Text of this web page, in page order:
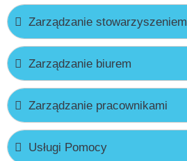
Zarządzanie stowarzyszeniem
Zarządzanie biurem
Zarządzanie pracownikami
Usługi Pomocy